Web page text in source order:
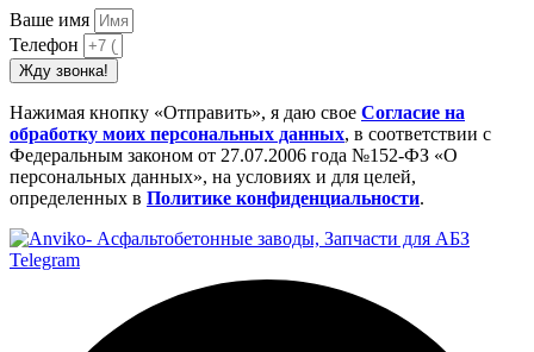
Ваше имя
Телефон
Жду звонка!
Нажимая кнопку «Отправить», я даю свое Cогласие на
обработку моих персональных данных, в соответствии с
Федеральным законом от 27.07.2006 года №152-ФЗ «О
персональных данных», на условиях и для целей,
определенных в Политике конфиденциальности.
Telegram